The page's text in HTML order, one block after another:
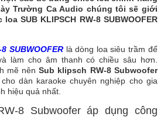
Trường Ca Audio chúng tôi sẽ giới
SUB KLIPSCH RW-8 SUBWOOFER
SUBWOOFERlà dòng loa siêu trầm để
làm cho âm thanh có chiều sâu hơn.
mẽ nênSub klipsch RW-8 Subwoofer
dàn karaoke chuyên nghiệp cho gia
hiệu quả nhất.
8 Subwoofer áp dụng công